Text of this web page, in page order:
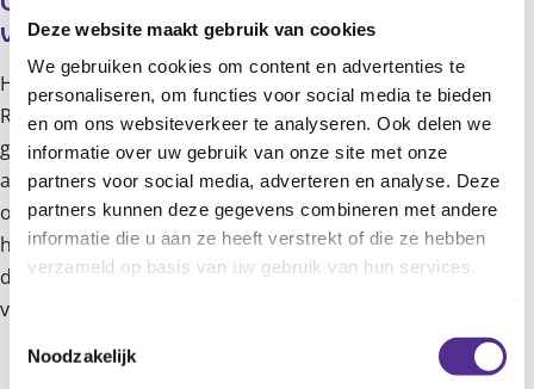
Deze website maakt gebruik van cookies
We gebruiken cookies om content en advertenties te
personaliseren, om functies voor social media te bieden
en om ons websiteverkeer te analyseren. Ook delen we
informatie over uw gebruik van onze site met onze
partners voor social media, adverteren en analyse. Deze
partners kunnen deze gegevens combineren met andere
informatie die u aan ze heeft verstrekt of die ze hebben
verzameld op basis van uw gebruik van hun services.
Noodzakelijk
verspreiden de cadeaus
Hierna gaan de verhuisdozen naar de CJG-locaties in
Rotterdam, zodat de cadeaus worden verspreid onder de
gezinnen. Er werken ongeveer 30 netwerkpartners mee
aan de verspreiding van het speelgoed: Humanitas, House
of Hope, Moeders van Rotterdam en veel meer partijen
hebben dit initiatief omarmd. Zij halen de ingepakte en
dozen op bij de CJG-locaties en helpen zo mee met de
verspreiding naar de gezinnen.